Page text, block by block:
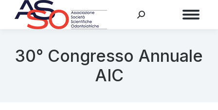
30° Congresso Annuale
AIC